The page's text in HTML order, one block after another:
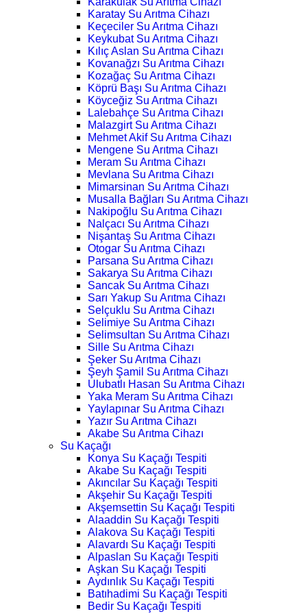
Karatay Su Arıtma Cihazı
Keçeciler Su Arıtma Cihazı
Keykubat Su Arıtma Cihazı
Kılıç Aslan Su Arıtma Cihazı
Kovanağzı Su Arıtma Cihazı
Kozağaç Su Arıtma Cihazı
Köprü Başı Su Arıtma Cihazı
Köyceğiz Su Arıtma Cihazı
Lalebahçe Su Arıtma Cihazı
Malazgirt Su Arıtma Cihazı
Mehmet Akif Su Arıtma Cihazı
Mengene Su Arıtma Cihazı
Meram Su Arıtma Cihazı
Mevlana Su Arıtma Cihazı
Mimarsinan Su Arıtma Cihazı
Musalla Bağları Su Arıtma Cihazı
Nakipoğlu Su Arıtma Cihazı
Nalçacı Su Arıtma Cihazı
Nişantaş Su Arıtma Cihazı
Otogar Su Arıtma Cihazı
Parsana Su Arıtma Cihazı
Sakarya Su Arıtma Cihazı
Sancak Su Arıtma Cihazı
Sarı Yakup Su Arıtma Cihazı
Selçuklu Su Arıtma Cihazı
Selimiye Su Arıtma Cihazı
Selimsultan Su Arıtma Cihazı
Sille Su Arıtma Cihazı
Şeker Su Arıtma Cihazı
Şeyh Şamil Su Arıtma Cihazı
Ulubatlı Hasan Su Arıtma Cihazı
Yaka Meram Su Arıtma Cihazı
Yaylapınar Su Arıtma Cihazı
Yazır Su Arıtma Cihazı
Akabe Su Arıtma Cihazı
Su Kaçağı
Konya Su Kaçağı Tespiti
Akabe Su Kaçağı Tespiti
Akıncılar Su Kaçağı Tespiti
Akşehir Su Kaçağı Tespiti
Akşemsettin Su Kaçağı Tespiti
Alaaddin Su Kaçağı Tespiti
Alakova Su Kaçağı Tespiti
Alavardı Su Kaçağı Tespiti
Alpaslan Su Kaçağı Tespiti
Aşkan Su Kaçağı Tespiti
Aydınlık Su Kaçağı Tespiti
Batıhadimi Su Kaçağı Tespiti
Bedir Su Kaçağı Tespiti